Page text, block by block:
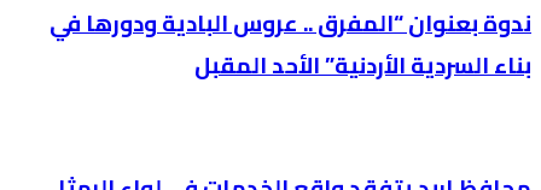
ندوة بعنوان “المفرق .. عروس البادية ودورها في
بناء السردية الأردنية” الأحد المقبل